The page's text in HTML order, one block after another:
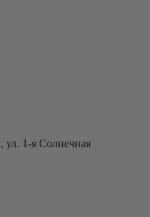
ул. 1-я Солнечная